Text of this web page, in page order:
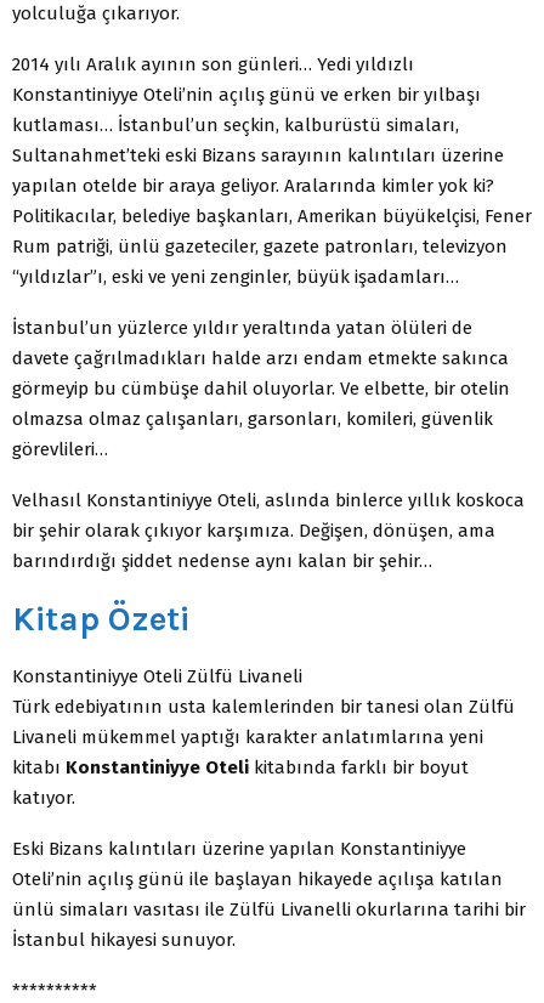
yolculuğa çıkarıyor.
2014 yılı Aralık ayının son günleri… Yedi yıldızlı
Konstantiniyye Oteli’nin açılış günü ve erken bir yılbaşı
kutlaması… İstanbul’un seçkin, kalburüstü simaları,
Sultanahmet’teki eski Bizans sarayının kalıntıları üzerine
yapılan otelde bir araya geliyor. Aralarında kimler yok ki?
Politikacılar, belediye başkanları, Amerikan büyükelçisi, Fener
Rum patriği, ünlü gazeteciler, gazete patronları, televizyon
“yıldızlar”ı, eski ve yeni zenginler, büyük işadamları…
İstanbul’un yüzlerce yıldır yeraltında yatan ölüleri de
davete çağrılmadıkları halde arzı endam etmekte sakınca
görmeyip bu cümbüşe dahil oluyorlar. Ve elbette, bir otelin
olmazsa olmaz çalışanları, garsonları, komileri, güvenlik
görevlileri…
Velhasıl Konstantiniyye Oteli, aslında binlerce yıllık koskoca
bir şehir olarak çıkıyor karşımıza. Değişen, dönüşen, ama
barındırdığı şiddet nedense aynı kalan bir şehir…
Kitap Özeti
Konstantiniyye Oteli Zülfü Livaneli
Türk edebiyatının usta kalemlerinden bir tanesi olan Zülfü
Livaneli mükemmel yaptığı karakter anlatımlarına yeni
kitabı Konstantiniyye Oteli kitabında farklı bir boyut
katıyor.
Eski Bizans kalıntıları üzerine yapılan Konstantiniyye
Oteli’nin açılış günü ile başlayan hikayede açılışa katılan
ünlü simaları vasıtası ile Zülfü Livanelli okurlarına tarihi bir
İstanbul hikayesi sunuyor.
**********